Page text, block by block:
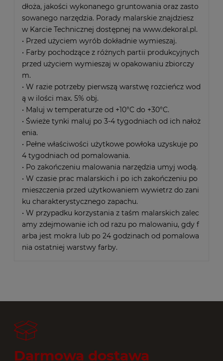
dłoża, jakości wykonanego gruntowania oraz zasto
sowanego narzędzia. Porady malarskie znajdziesz
w Karcie Technicznej dostępnej na www.dekoral.pl.
• Przed użyciem wyrób dokładnie wymieszaj.
• Farby pochodzące z różnych partii produkcyjnych
przed użyciem wymieszaj w opakowaniu zbiorczy
m.
• W razie potrzeby pierwszą warstwę rozcieńcz wod
ą w ilości max. 5% obj.
• Maluj w temperaturze od +10°C do +30°C.
• Świeże tynki maluj po 3-4 tygodniach od ich nałoż
enia.
• Pełne właściwości użytkowe powłoka uzyskuje po
4 tygodniach od pomalowania.
• Po zakończeniu malowania narzędzia umyj wodą.
• W czasie prac malarskich i po ich zakończeniu po
mieszczenia przed użytkowaniem wywietrz do zani
ku charakterystycznego zapachu.
• W przypadku korzystania z taśm malarskich zalec
amy zdejmowanie ich od razu po malowaniu, gdy f
arba jest mokra lub po 24 godzinach od pomalowa
nia ostatniej warstwy farby.
Darmowa dostawa